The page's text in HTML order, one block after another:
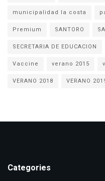
municipalidad la costa
Premium
SANTORO
SECRETARIA DE EDUCACION
Vaccine
verano 2015
VERANO 2018
VERANO
Categories